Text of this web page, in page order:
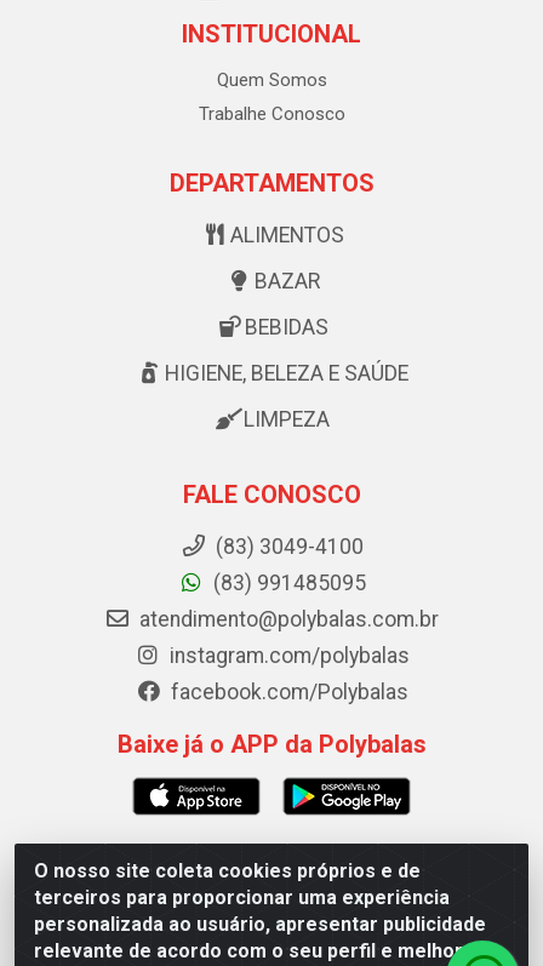
O nosso site coleta cookies próprios e de
terceiros para proporcionar uma experiência
personalizada ao usuário, apresentar publicidade
relevante de acordo com o seu perfil e melhorar a
INSTITUCIONAL
Quem Somos
Trabalhe Conosco
DEPARTAMENTOS
ALIMENTOS
BAZAR
BEBIDAS
HIGIENE, BELEZA E SAÚDE
LIMPEZA
FALE CONOSCO
(83) 3049-4100
(83) 991485095
atendimento@polybalas.com.br
instagram.com/polybalas
facebook.com/Polybalas
Baixe já o APP da Polybalas
Polybalas - Rua João Miguel de Souza, 173 Galpão B -
Ernesto Geisel, João Pessoa/PB - CEP 58.075-075 - CNPJ
00.909.327/0002-61